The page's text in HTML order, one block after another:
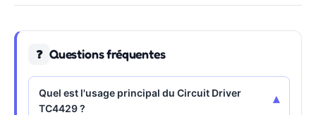
❓ Questions fréquentes
Quel est l'usage principal du Circuit Driver
TC4429 ?
▾